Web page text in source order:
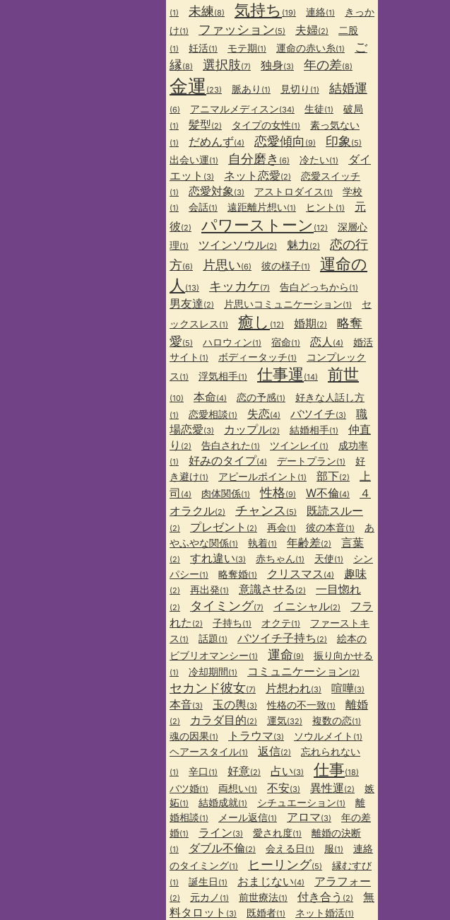
(1) 未練(8) 気持ち (19) 連絡(1)
きっか
け(1) ファッション(5) 夫婦(2) 二股
(1) 妊活(1) モテ期(1) 運命の赤い糸(1)
ご
縁(8) 選択肢(7) 独身(3) 年の差(8)
金運 (23) 脈あり (1) 見切り (1) 結婚運
(6) アニマルメディスン(34) 生徒(1) 破局
(1) 髪型(2) タイプの女性(1) 素っ気ない
(1) だめんず(4) 恋愛傾向 (9) 印象 (5)
出会い運(1) 自分磨き (6) 冷たい(1)
ダイ
エット (3) ネット恋愛(2) 恋愛スイッチ
(1) 恋愛対象(3) アストロダイス (1) 学校
(1) 会話(1) 遠距離片想い(1) ヒント (1)
元
彼(2) パワーストーン (12)
深層心
理(1) ツインソウル(2) 魅力 (2)
恋の行
方(6) 片思い(6) 彼の様子(1)
運命の
人 (13) キッカケ(7) 告白どっちから (1)
男友達(2) 片思いコミュニケーション(1)
セ
ックスレス (1) 癒し (12) 婚期(2)
略奪
愛(5) ハロウィン(1) 宿命(1) 恋人 (4)
婚活
サイト (1) ボディータッチ(1)
コンプレック
ス (1) 浮気相手(1) 仕事運 (14) 前世
(10) 本命(4) 恋の予感(1) 好きな人話し方
(1) 恋愛相談(1) 失恋(4) バツイチ(3)
職
場恋愛(3) カップル(2) 結婚相手(1)
仲直
り (2) 告白された (1) ツインレイ (1) 成功率
(1) 好みのタイプ(4) デートプラン(1)
好
き避け(1) アピールポイント (1) 部下(2)
上
司 (4) 肉体関係(1) 性格(9) W不倫(4)
４
オラクル(2) チャンス (5) 既読スルー
(2) プレゼント (2) 再会(1) 彼の本音(1)
あ
やふやな関係(1) 執着(1) 年齢差(2) 言葉
(2) すれ違い(3) 赤ちゃん(1) 天使(1)
シン
パシー(1) 略奪婚(1) クリスマス (4) 趣味
(2) 再出発(1) 意識させる (2) 一目惚れ
(2) タイミング(7) イニシャル(2)
フラ
れた (2) 子持ち(1) オクテ(1)
ファーストキ
ス (1) 話題(1) バツイチ子持ち (2)
絵本の
ビブリオマンシー(1) 運命(9) 振り向かせる
(1) 冷却期間(1) コミュニケーション(2)
セカンド彼女(7) 片想われ(3) 喧嘩(3)
本音(3) 玉の輿(3) 性格の不一致(1) 離婚
(2) カラダ目的(2) 運気(32) 複数の恋(1)
魂の因果(1) トラウマ(3) ソウルメイト (1)
ヘアースタイル(1) 返信(2) 忘れられない
(1) 辛口 (1) 好意(2) 占い(3) 仕事(18)
バツ婚(1) 両想い(1) 不安(3) 異性運(2)
嫉
妬(1) 結婚成就(1) シチュエーション(1)
離
婚相談(1) メール返信(1) アロマ(3)
年の差
婚(1) ライン(3) 愛され度(1) 離婚の決断
(1) ダブル不倫(2) 会える日 (1) 服(1)
連絡
のタイミング(1) ヒーリング(5) 縁むすび
(1) 誕生日 (1) おまじない(4) アラフォー
(2) 元カノ (1) 前世療法(1) 付き合う (2)
無
料タロット (3) 既婚者(1) ネット婚活(1)